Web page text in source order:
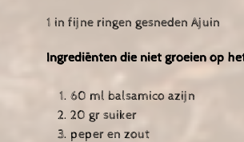
1 in fijne ringen gesneden Ajuin
Ingrediënten die niet groeien op
60 ml balsamico azijn
20 gr suiker
peper en zout